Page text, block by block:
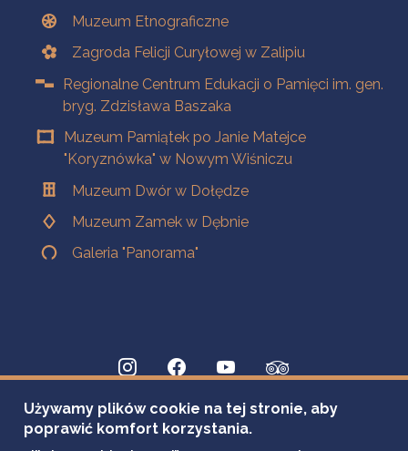
Muzeum Etnograficzne
Zagroda Felicji Curyłowej w Zalipiu
Regionalne Centrum Edukacji o Pamięci im. gen.
bryg. Zdzisława Baszaka
Muzeum Pamiątek po Janie Matejce
"Koryznówka" w Nowym Wiśniczu
Muzeum Dwór w Dołędze
Muzeum Zamek w Dębnie
Galeria "Panorama"
Używamy plików cookie na tej stronie, aby
poprawić komfort korzystania.